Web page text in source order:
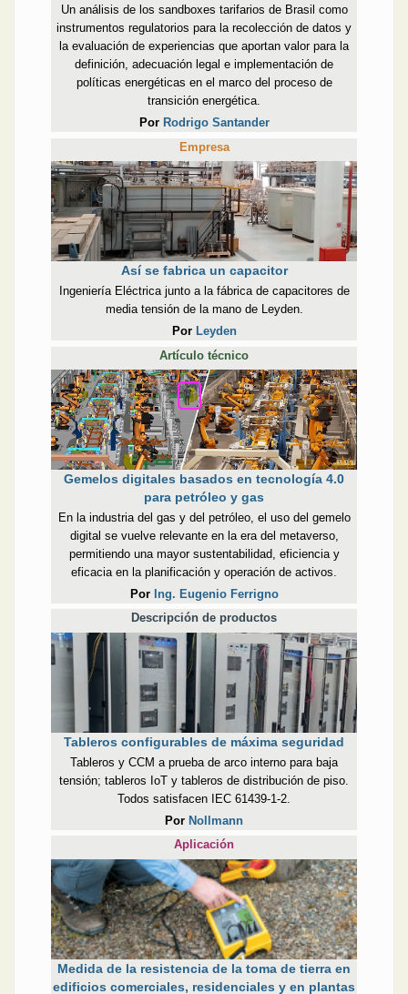
Un análisis de los sandboxes tarifarios de Brasil como
instrumentos regulatorios para la recolección de datos y
la evaluación de experiencias que aportan valor para la
definición, adecuación legal e implementación de
políticas energéticas en el marco del proceso de
transición energética.
Por Rodrigo Santander
Empresa
Así se fabrica un capacitor
Ingeniería Eléctrica junto a la fábrica de capacitores de
media tensión de la mano de Leyden.
Por Leyden
Artículo técnico
Gemelos digitales basados en tecnología 4.0
para petróleo y gas
En la industria del gas y del petróleo, el uso del gemelo
digital se vuelve relevante en la era del metaverso,
permitiendo una mayor sustentabilidad, eficiencia y
eficacia en la planificación y operación de activos.
Por Ing. Eugenio Ferrigno
Descripción de productos
Tableros configurables de máxima seguridad
Tableros y CCM a prueba de arco interno para baja
tensión; tableros IoT y tableros de distribución de piso.
Todos satisfacen IEC 61439-1-2.
Por Nollmann
Aplicación
Medida de la resistencia de la toma de tierra en
edificios comerciales, residenciales y en plantas